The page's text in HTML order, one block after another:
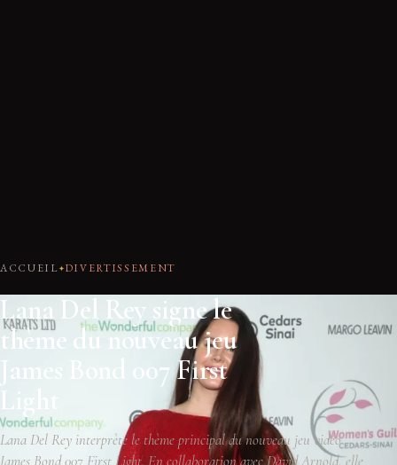
ACCUEIL DIVERTISSEMENT
Lana Del Rey signe le
thème du nouveau jeu
James Bond 007 First
Light
Lana Del Rey interprète le thème principal du nouveau jeu vidéo
James Bond 007 First Light. En collaboration avec David Arnold, elle